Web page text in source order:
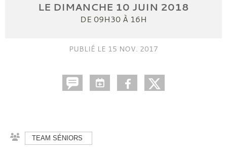
LE DIMANCHE 10 JUIN 2018
DE 09H30 À 16H
PUBLIÉ LE 15 NOV. 2017
TEAM SÉNIORS